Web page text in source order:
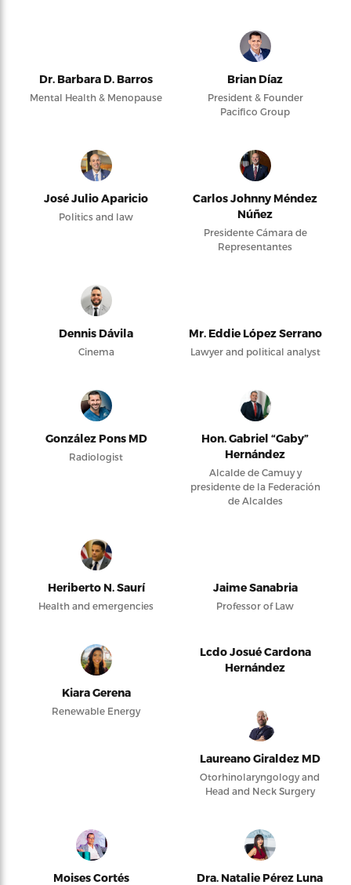
Dr. Barbara D. Barros
Mental Health & Menopause
Brian Díaz
President & Founder
Pacifico Group
José Julio Aparicio
Politics and law
Carlos Johnny Méndez
Núñez
Presidente Cámara de
Representantes
Dennis Dávila
Cinema
Mr. Eddie López Serrano
Lawyer and political analyst
González Pons MD
Radiologist
Hon. Gabriel “Gaby”
Hernández
Alcalde de Camuy y
presidente de la Federación
de Alcaldes
Heriberto N. Saurí
Health and emergencies
Jaime Sanabria
Professor of Law
Kiara Gerena
Renewable Energy
Lcdo Josué Cardona
Hernández
Laureano Giraldez MD
Otorhinolaryngology and
Head and Neck Surgery
Moises Cortés Dra. Natalie Pérez Luna